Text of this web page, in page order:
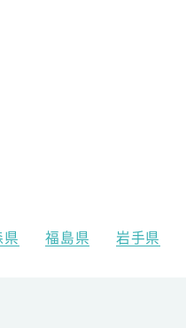
県 福島県 岩手県